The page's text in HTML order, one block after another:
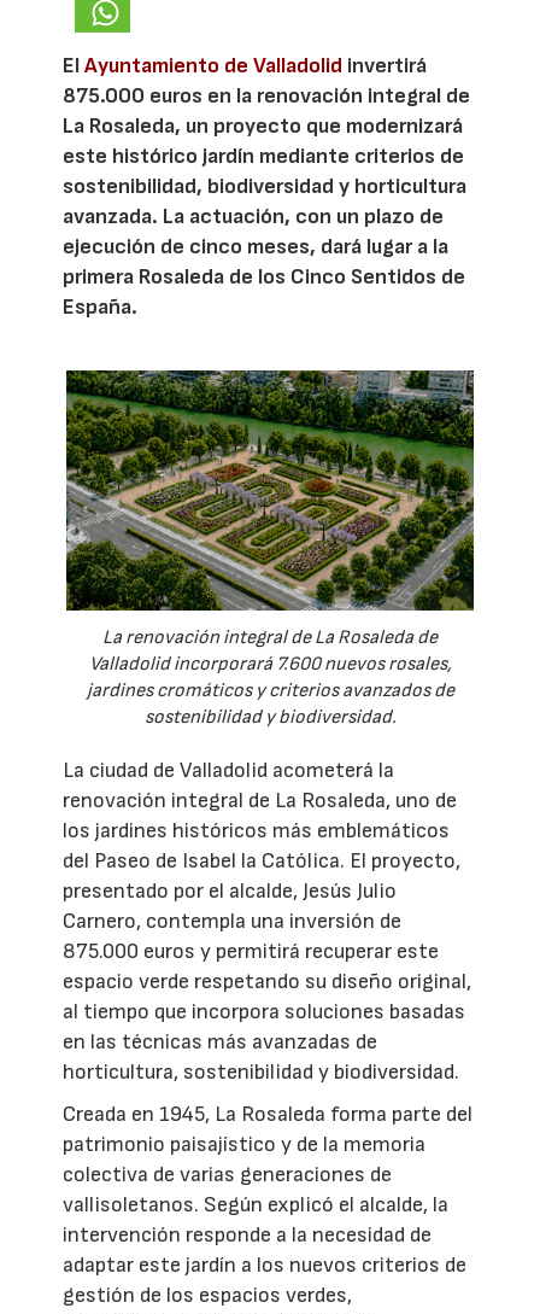
ElAyuntamiento de Valladolid invertirá
875.000 euros en la renovación integral de
La Rosaleda, un proyecto que modernizará
este histórico jardín mediante criterios de
sostenibilidad, biodiversidad y horticultura
avanzada. La actuación, con un plazo de
ejecución de cinco meses, dará lugar a la
primera Rosaleda de los Cinco Sentidos de
España.
La renovación integral de La Rosaleda de
Valladolid incorporará 7.600 nuevos rosales,
jardines cromáticos y criterios avanzados de
sostenibilidad y biodiversidad.
La ciudad de Valladolid acometerá la
renovación integral de La Rosaleda, uno de
los jardines históricos más emblemáticos
del Paseo de Isabel la Católica. El proyecto,
presentado por el alcalde, Jesús Julio
Carnero, contempla una inversión de
875.000 euros y permitirá recuperar este
espacio verde respetando su diseño original,
al tiempo que incorpora soluciones basadas
en las técnicas más avanzadas de
horticultura, sostenibilidad y biodiversidad.
Creada en 1945, La Rosaleda forma parte del
patrimonio paisajístico y de la memoria
colectiva de varias generaciones de
vallisoletanos. Según explicó el alcalde, la
intervención responde a la necesidad de
adaptar este jardín a los nuevos criterios de
gestión de los espacios verdes,